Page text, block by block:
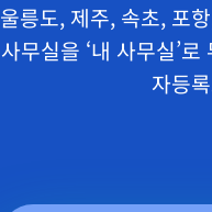
울릉도, 제주, 속초, 포
사무실을 ‘내 사무실’
자등